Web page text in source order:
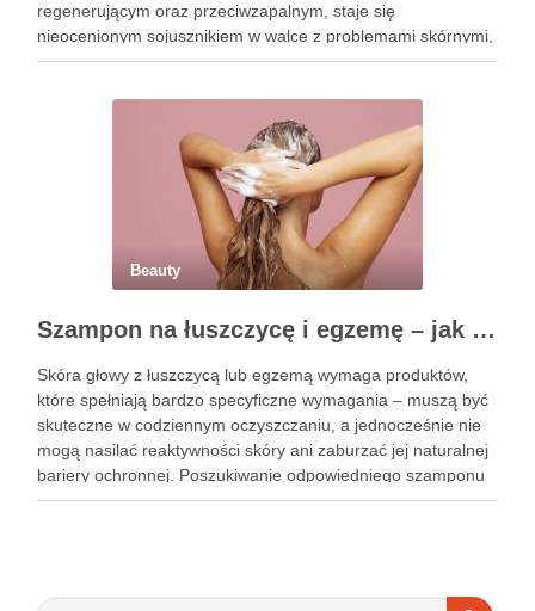
regenerującym oraz przeciwzapalnym, staje się
nieocenionym sojusznikiem w walce z problemami skórnymi,
takimi jak zmarszczki, trądzik czy podrażnienia. Jej działanie
Beauty
Szampon na łuszczycę i egzemę – jak świadomie dobierać produkty przy wrażliwej skórze głowy?
Skóra głowy z łuszczycą lub egzemą wymaga produktów,
które spełniają bardzo specyficzne wymagania – muszą być
skuteczne w codziennym oczyszczaniu, a jednocześnie nie
mogą nasilać reaktywności skóry ani zaburzać jej naturalnej
bariery ochronnej. Poszukiwanie odpowiedniego szamponu
bywa dla wielu pacjentów procesem długim i frustrującym, bo